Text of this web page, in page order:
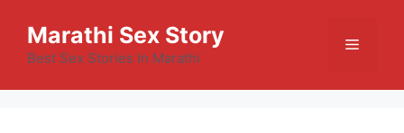
content
Marathi Sex Story
Best Sex Stories In Marathi
Menu